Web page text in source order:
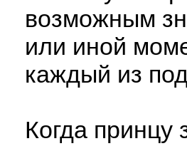
возможным
или иной
каждый из
Когда принцу